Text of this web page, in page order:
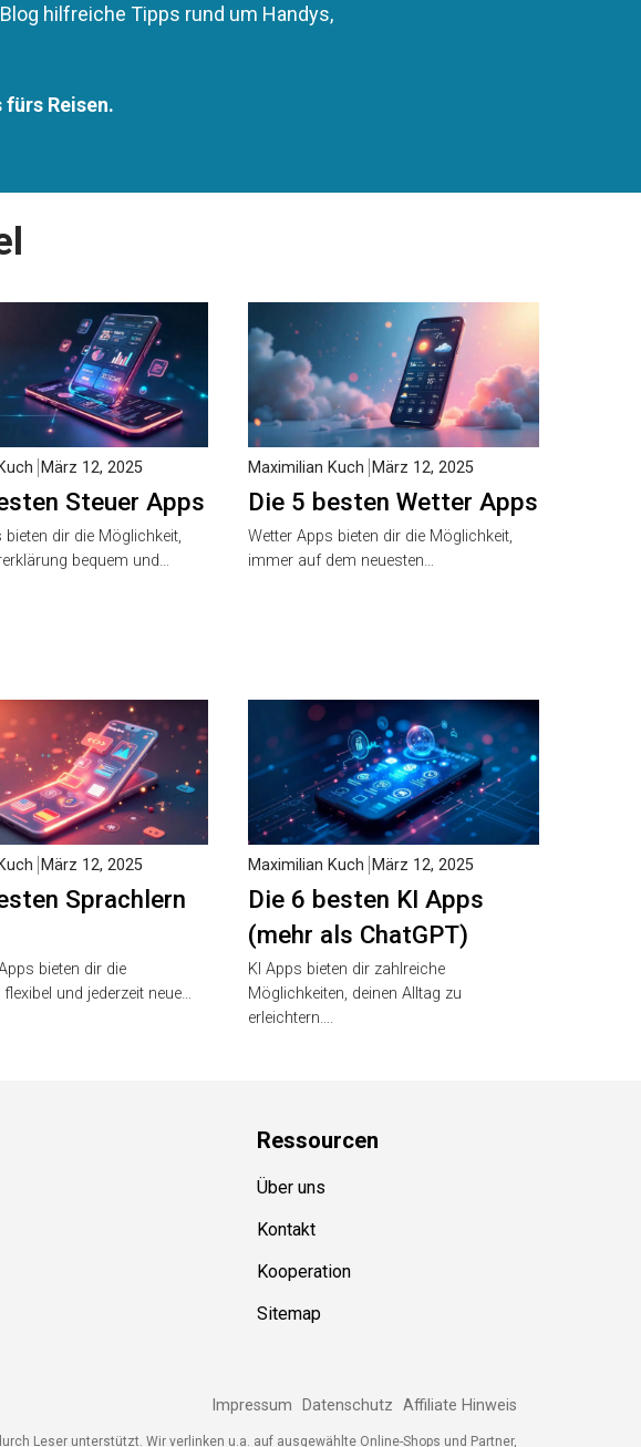
hilfreiche Tipps rund um Handys,
Reisen.
Steuer Apps
März 12, 2025
bieten dir die Möglichkeit,
bequem und…
Die 5 besten Wetter Apps
Maximilian Kuch März 12, 2025
Wetter Apps bieten dir die Möglichkeit,
immer auf dem neuesten…
Sprachlern
März 12, 2025
bieten dir die
und jederzeit neue…
Die 6 besten KI Apps
(mehr als ChatGPT)
Maximilian Kuch März 12, 2025
KI Apps bieten dir zahlreiche
Möglichkeiten, deinen Alltag zu
erleichtern….
Ressourcen
Über uns
Kontakt
Kooperation
Sitemap
Impressum Datenschutz Affiliate Hinweis
Leser unterstützt. Wir verlinken u.a. auf ausgewählte Online-Shops und Partner,